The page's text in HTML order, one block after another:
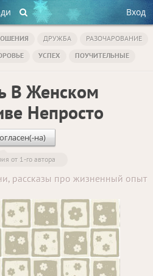
Вход
ДРУЖБА
РАЗОЧАРОВАНИЕ
УСПЕХ ПОУЧИТЕЛЬНЫЕ
В Женском
Непросто
на)
от 1-го автора
рассказы про жизненный опыт